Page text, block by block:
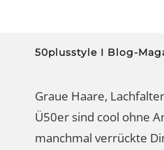
50plusstyle I Blog-
Graue Haare,
Ü50er sind cool ohne
manchmal verrückte